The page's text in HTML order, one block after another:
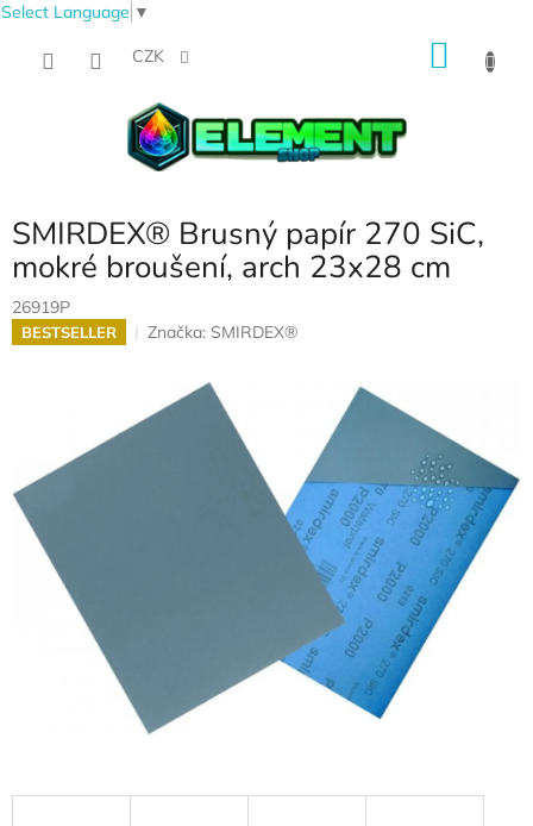
Select Language ▼
CZK
SMIRDEX® Brusný papír 270 SiC,
mokré broušení, arch 23x28 cm
26919P
BESTSELLER Značka: SMIRDEX®